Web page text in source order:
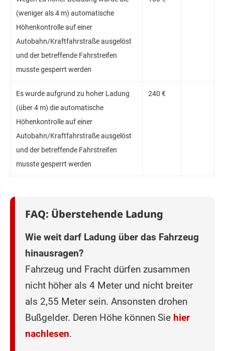
(weniger als 4 m) automatische
Höhenkontrolle auf einer
Autobahn/Kraftfahrstraße ausgelöst
und der betreffende Fahrstreifen
musste gesperrt werden
Es wurde aufgrund zu hoher Ladung
(über 4 m) die automatische
Höhenkontrolle auf einer
Autobahn/Kraftfahrstraße ausgelöst
und der betreffende Fahrstreifen
musste gesperrt werden
240 €
FAQ: Überstehende Ladung
Wie weit darf Ladung über das Fahrzeug
hinausragen?
Fahrzeug und Fracht dürfen zusammen
nicht höher als 4 Meter und nicht breiter
als 2,55 Meter sein. Ansonsten drohen
Bußgelder. Deren Höhe können Sie hier
nachlesen.